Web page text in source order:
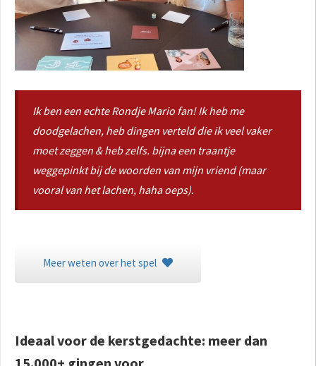
Ik ben een echte Rondje Mario fan! Ik heb me
doodgelachen, heb dingen verteld die ik veel vaker
moet zeggen & heb zelfs. bijna een traantje
weggepinkt bij de woorden van mijn vriend (maar
vooral van het lachen, haha oeps).
Meer weten over het spel
Ideaal voor de kerstgedachte: meer dan